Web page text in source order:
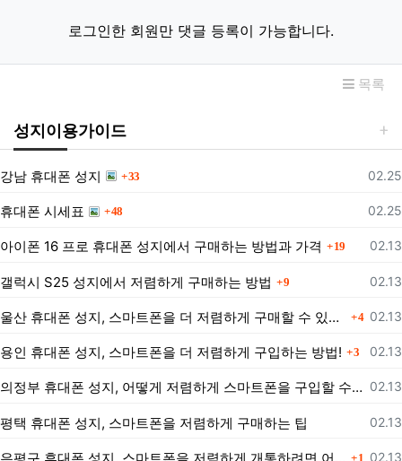
로그인한 회원만 댓글 등록이 가능합니다.
목록
성지이용가이드
등록
02.25
강남 휴대폰 성지 33
등록
02.25
휴대폰 시세표 48
등록
02.13
아이폰 16 프로 휴대폰 성지에서 구매하는 방법과 가격 19
등록
02.13
갤럭시 S25 성지에서 저렴하게 구매하는 방법 9
등록
02.13
울산 휴대폰 성지, 스마트폰을 더 저렴하게 구매할 수 있는 방법은? 댓글
4
등록
02.13
용인 휴대폰 성지, 스마트폰을 더 저렴하게 구입하는 방법! 댓글
3
등록
02.13
의정부 휴대폰 성지, 어떻게 저렴하게 스마트폰을 구입할 수 있을까?
등록
02.13
평택 휴대폰 성지, 스마트폰을 저렴하게 구매하는 팁
등록
02.13
댓글
1